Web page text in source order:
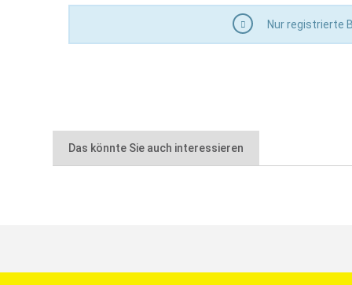
Nur registrierte
Das könnte Sie auch interessieren